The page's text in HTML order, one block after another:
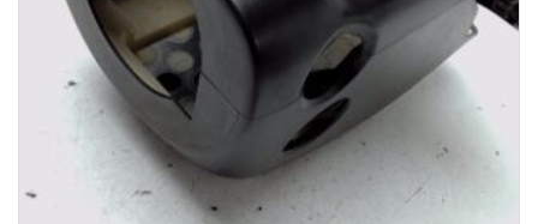
1-3 Werktage